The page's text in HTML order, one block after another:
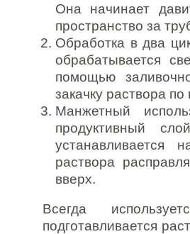
Она начинает
пространство за
Обработка в два
обрабатывается
помощью
закачку раствора
Манжетный
продуктивный
устанавливается
раствора
вверх.
Всегда
подготавливается